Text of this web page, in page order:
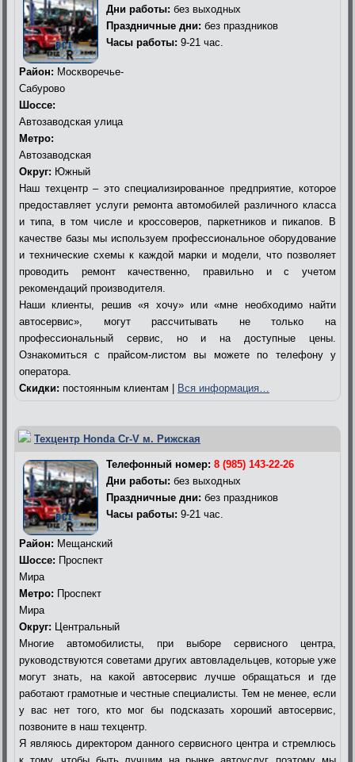
Дни работы: без выходных
Праздничные дни: без праздников
Часы работы: 9-21 час.
Район: Москворечье-
Сабурово
Шоссе:
Автозаводская улица
Метро:
Автозаводская
Округ: Южный
Наш техцентр – это специализированное предприятие, которое
предоставляет услуги ремонта автомобилей различного класса
и типа, в том числе и кроссоверов, паркетников и пикапов. В
качестве базы мы используем профессиональное оборудование
и технические схемы к каждой марки и модели, что позволяет
проводить ремонт качественно, правильно и с учетом
рекомендаций производителя.
Наши клиенты, решив «я хочу» или «мне необходимо найти
автосервис», могут рассчитывать не только на
профессиональный сервис, но и на доступные цены.
Ознакомиться с прайсом-листом вы можете по телефону у
оператора.
Скидки: постоянным клиентам | Вся информация…
Техцентр Honda Cr-V м. Рижская
Телефонный номер: 8 (985) 143-22-26
Дни работы: без выходных
Праздничные дни: без праздников
Часы работы: 9-21 час.
Район: Мещанский
Шоссе: Проспект
Мира
Метро: Проспект
Мира
Округ: Центральный
Многие автомобилисты, при выборе сервисного центра,
руководствуются советами других автовладельцев, которые уже
могут знать, на какой автосервис лучше обращаться и где
работают грамотные и честные специалисты. Тем не менее, если
у вас нет того, кто мог бы подсказать хороший автосервис,
позвоните в наш техцентр.
Я являюсь директором данного сервисного центра и стремлюсь